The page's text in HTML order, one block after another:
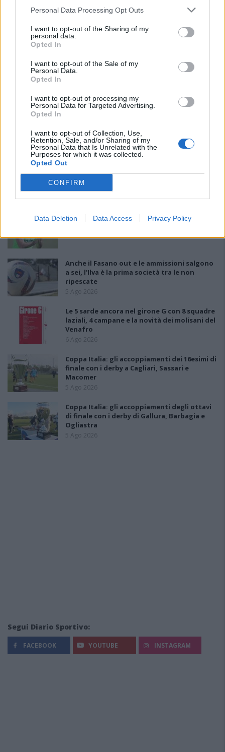
Personal Data Processing Opt Outs
I want to opt-out of the Sharing of my
personal data.
Opted In
I want to opt-out of the Sale of my
Personal Data.
Opted In
I want to opt-out of processing my
Personal Data for Targeted Advertising.
Opted In
I want to opt-out of Collection, Use,
Retention, Sale, and/or Sharing of my
Personal Data that Is Unrelated with the
Purposes for which it was collected.
Opted Out
CONFIRM
Data Deletion Data Access Privacy Policy
PIÙ LETTI OGGI
Il Buddusò in mani sicure con Mario Fadda, il
Monte Alma riparte da Ivano Falchi
Anche il Fasano out e le ammissioni salgono
a sei, l'Ilva è la prima società tra le non
ripescate
5 Ago 2026
Le 5 sarde ancora nel girone G con 8 squadre
laziali, 4 campane e la novità dei molisani del
Venafro
6 Ago 2026
Coppa Italia: gli accoppiamenti dei 16esimi di
finale con i derby a Cagliari, Sassari e
Macomer
5 Ago 2026
Coppa Italia: gli accoppiamenti degli ottavi
di finale con i derby di Gallura, Barbagia e
Ogliastra
5 Ago 2026
Segui Diario Sportivo:
FACEBOOK YOUTUBE INSTAGRAM